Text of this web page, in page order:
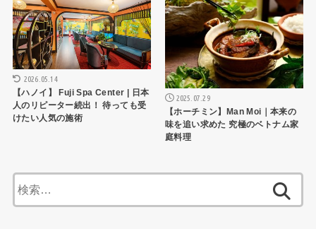
2026.05.14
【ハノイ】 Fuji Spa Center | 日本
人のリピーター続出！ 待っても受
けたい人気の施術
2025.07.29
【ホーチミン】Man Moi｜本来の
味を追い求めた 究極のベトナム家
庭料理
索: